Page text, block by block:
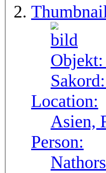
Objekt:
Sakord:
Location:
Asien,
Person: